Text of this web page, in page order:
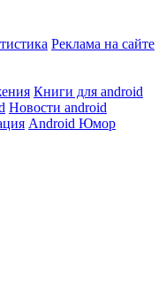
Реклама на сайте
Книги для android
Новости android
Android Юмор